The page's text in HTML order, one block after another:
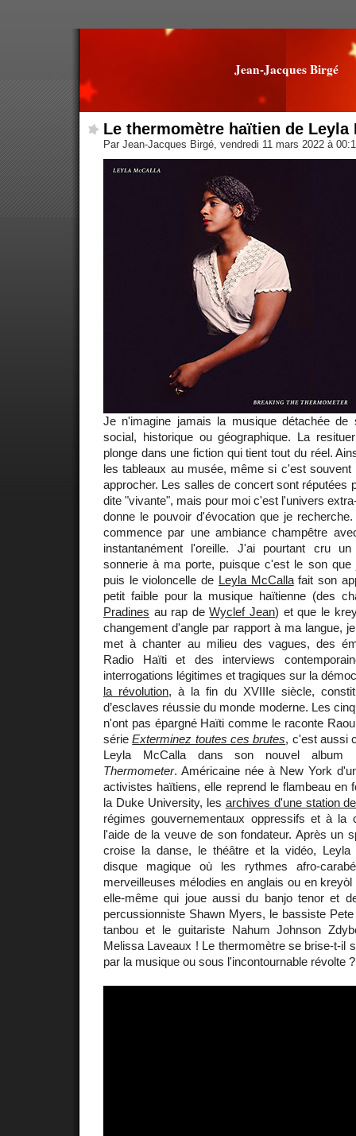
Jean-Jacques Birgé
Le thermomètre haïtien de Leyla
Par Jean-Jacques Birgé, vendredi 11 mars 2022 à
Je n'imagine jamais la musique détachée de
social, historique ou géographique. La
plonge dans une fiction qui tient tout du réel.
les tableaux au musée, même si c'est souvent
approcher. Les salles de concert sont réputées
dite "vivante", mais pour moi c'est l'univers
donne le pouvoir d'évocation que je
commence par une ambiance champêtre
instantanément l'oreille. J'ai pourtant cru
sonnerie à ma porte, puisque c'est le son
puis le violoncelle de Leyla McCallafait son
petit faible pour la musique haïtienne (des
Pradines au rap deWyclef Jean) et que le
changement d'angle par rapport à ma langue,
met à chanter au milieu des vagues, des
Radio Haïti et des interviews
interrogations légitimes et tragiques sur la
la révolution, à la fin du XVIIIe siècle,
d’esclaves réussie du monde moderne. Les
n'ont pas épargné Haïti comme le raconte
sérieExterminez toutes ces brutes, c'est aussi
Leyla McCalla dans son nouvel album
Thermometer. Américaine née à New York
activistes haïtiens, elle reprend le flambeau en
la Duke University, les archives d'une station
régimes gouvernementaux oppressifs et à la
l'aide de la veuve de son fondateur. Après un
croise la danse, le théâtre et la vidéo, Leyla
disque magique où les rythmes afro-
merveilleuses mélodies en anglais ou en
elle-même qui joue aussi du banjo tenor et
percussionniste Shawn Myers, le bassiste
tanbou et le guitariste Nahum Johnson
Melissa Laveaux ! Le thermomètre se brise-t-il
par la musique ou sous l'incontournable révolte ?